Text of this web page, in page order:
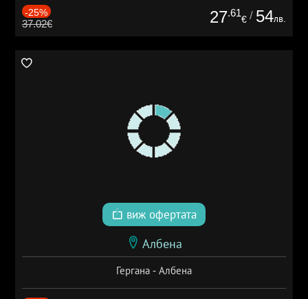
-25%
37.02€ 27.61
€ / 54лв.
виж офертата
Албена
Гергана - Албена